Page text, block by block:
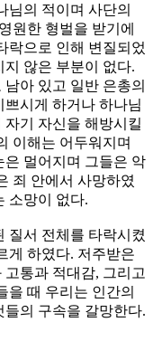
님의 적이며 사단의
원한 형벌을 받기에
락으로 인해 변질되었
않은 부분이 없다.
아 있고 일반 은총의
시게 하거나 하나님
기 자신을 해방시킬
이해는 어두워지며
은 멀어지며 그들은 악
죄 안에서 사망하였
소망이 없다.
질서 전체를 타락시켰
게 하였다. 저주받은
통과 적대감, 그리고
을 때 우리는 인간의
의 구속을 갈망한다.